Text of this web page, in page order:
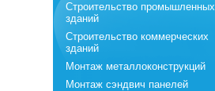
Строительство промышленных
зданий
Строительство коммерческих
зданий
Монтаж металлоконструкций
Монтаж сэндвич панелей